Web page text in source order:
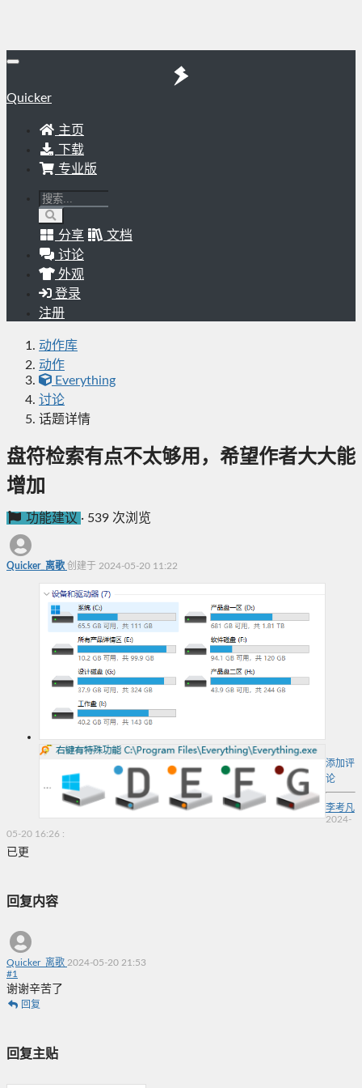
Quicker
主页
下载
专业版
分享
文档
讨论
外观
登录
注册
动作库
动作
Everything
讨论
话题详情
盘符检索有点不太够用，希望作者大大能
增加
功能建议 · 539 次浏览
Quicker_离歌 创建于 2024-05-20 11:22
添加评
论
李考凡
2024-
05-20 16:26 :
已更
回复内容
Quicker_离歌 2024-05-20 21:53
#1
谢谢辛苦了
回复
回复主贴